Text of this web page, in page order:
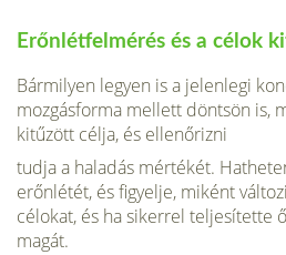
Erőnlétfelmérés és a célok
Bármilyen legyen is a jelenlegi
mozgásforma mellett döntsön is,
kitűzött célja, és ellenőrizni
tudja a haladás mértékét.
erőnlétét, és figyelje, miként
célokat, és ha sikerrel teljesítette
magát.